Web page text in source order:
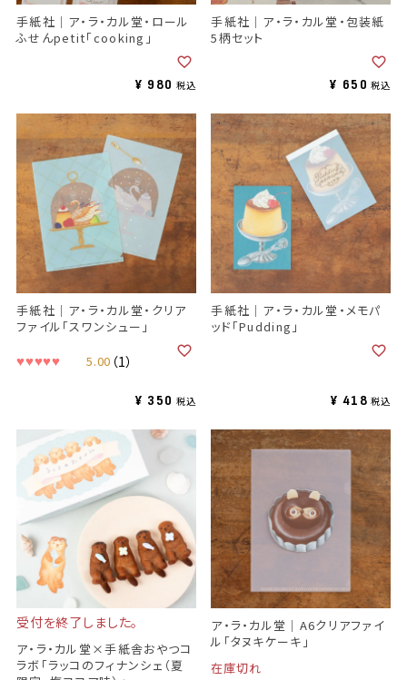
手紙社｜ア・ラ・カル堂・ロール
ふせんpetit「cooking」
¥ 980 税込
手紙社｜ア・ラ・カル堂・包装紙
5柄セット
¥ 650 税込
手紙社｜ア・ラ・カル堂・クリア
ファイル「スワンシュー」
¥ 350 税込
5.00 （1）
手紙社｜ア・ラ・カル堂・メモパ
ッド「Pudding」
¥ 418 税込
受付を終了しました。
ア・ラ・カル堂×手紙舎おやつコ
ラボ「ラッコのフィナンシェ（夏
ア・ラ・カル堂｜A6クリアファイ
ル「タヌキケーキ」
在庫切れ